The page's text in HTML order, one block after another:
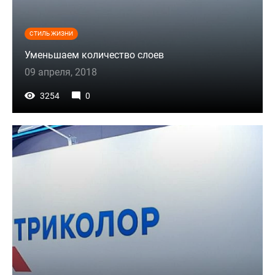
СТИЛЬ ЖИЗНИ
Уменьшаем количество слоев
09 апреля, 2018
3254 0